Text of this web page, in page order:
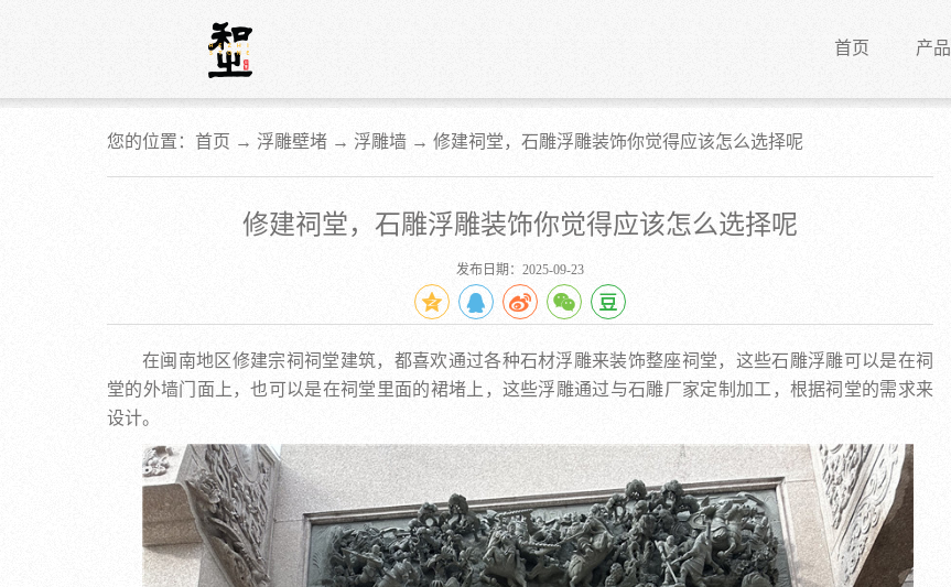
首页 产品
您的位置：首页 → 浮雕壁堵 → 浮雕墙 → 修建祠堂，石雕浮雕装饰你觉得应该怎么选择呢
修建祠堂，石雕浮雕装饰你觉得应该怎么选择呢
发布日期：2025-09-23
在闽南地区修建宗祠祠堂建筑，都喜欢通过各种石材浮雕来装饰整座祠堂，这些石雕浮雕可以是在祠
堂的外墙门面上，也可以是在祠堂里面的裙堵上，这些浮雕通过与石雕厂家定制加工，根据祠堂的需求来
设计。